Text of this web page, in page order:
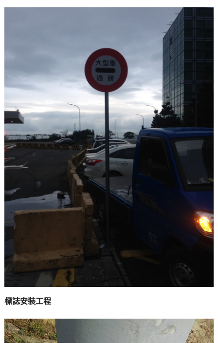
標誌安裝工程